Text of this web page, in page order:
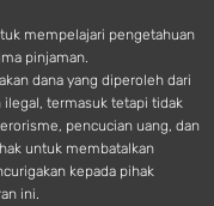
mempelajari pengetahuan
pinjaman.
dana yang diperoleh dari
termasuk tetapi tidak
pencucian uang, dan
untuk membatalkan
kepada pihak
ini.